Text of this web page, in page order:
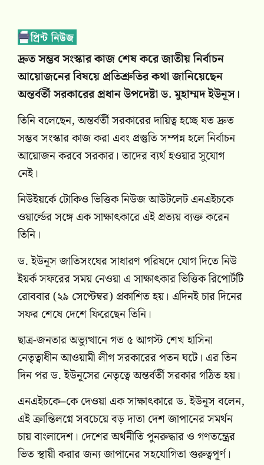
দ্রুত সম্ভব সংস্কার কাজ শেষ করে জাতীয় নির্বাচন
আয়োজনের বিষয়ে প্রতিশ্রুতির কথা জানিয়েছেন
অন্তর্বর্তী সরকারের প্রধান উপদেষ্টা ড. মুহাম্মদ ইউনূস।
তিনি বলেছেন, অন্তর্বর্তী সরকারের দায়িত্ব হচ্ছে যত দ্রুত
সম্ভব সংস্কার কাজ করা এবং প্রস্তুতি সম্পন্ন হলে নির্বাচন
আয়োজন করবে সরকার। তাদের ব্যর্থ হওয়ার সুযোগ
নেই।
নিউইয়র্কে টোকিও ভিত্তিক নিউজ আউটলেট এনএইচকে
ওয়ার্ল্ডের সঙ্গে এক সাক্ষাৎকারে এই প্রত্যয় ব্যক্ত করেন
তিনি।
ড. ইউনূস জাতিসংঘের সাধারণ পরিষদে যোগ দিতে নিউ
ইয়র্ক সফরের সময় নেওয়া এ সাক্ষাৎকার ভিত্তিক রিপোর্টটি
রোববার (২৯ সেপ্টেম্বর) প্রকাশিত হয়। এদিনই চার দিনের
সফর শেষে দেশে ফিরেছেন তিনি।
ছাত্র-জনতার অভ্যুত্থানে গত ৫ আগস্ট শেখ হাসিনা
নেতৃত্বাধীন আওয়ামী লীগ সরকারের পতন ঘটে। এর তিন
দিন পর ড. ইউনূসের নেতৃত্বে অন্তর্বর্তী সরকার গঠিত হয়।
এনএইচকে–কে দেওয়া এক সাক্ষাৎকারে ড. ইউনূস বলেন,
এই ক্রান্তিলগ্নে সবচেয়ে বড় দাতা দেশ জাপানের সমর্থন
চায় বাংলাদেশ। দেশের অর্থনীতি পুনরুদ্ধার ও গণতন্ত্রের
ভিত স্থায়ী করার জন্য জাপানের সহযোগিতা গুরুত্বপূর্ণ।